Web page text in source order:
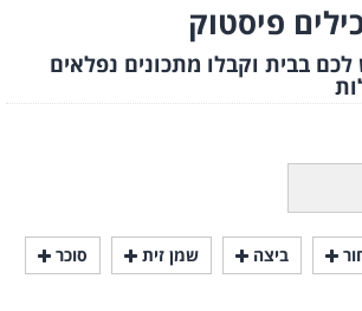
פיסטוק
בבית וקבלו מתכונים נפלאים
ביצה שמן זית סוכר